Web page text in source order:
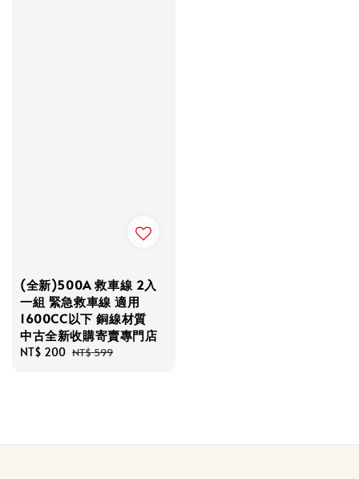
(全新)500A 救車線 2入
一組 緊急救車線 適用
1600CC以下 銅線材質
中古全新收購寄賣專門店
Sale
NT$ 200 Regular
NT$ 599